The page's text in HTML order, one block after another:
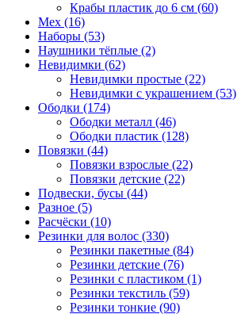
Крабы пластик до 6 см (60)
Мех (16)
Наборы (53)
Наушники тёплые (2)
Невидимки (62)
Невидимки простые (22)
Невидимки с украшением (53)
Ободки (174)
Ободки металл (46)
Ободки пластик (128)
Повязки (44)
Повязки взрослые (22)
Повязки детские (22)
Подвески, бусы (44)
Разное (5)
Расчёски (10)
Резинки для волос (330)
Резинки пакетные (84)
Резинки детские (76)
Резинки с пластиком (1)
Резинки текстиль (59)
Резинки тонкие (90)